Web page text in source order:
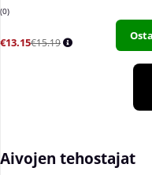
0
€13.15€15.19
Aivojen tehostajat